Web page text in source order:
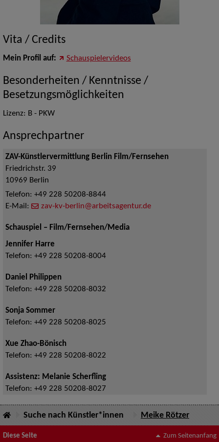
Vita / Credits
Mein Profil auf: Schauspielervideos
Besonderheiten / Kenntnisse /
Besetzungsmöglichkeiten
Lizenz: B - PKW
Ansprechpartner
ZAV-Künstlervermittlung Berlin Film/Fernsehen
Friedrichstr. 39
10969 Berlin
Telefon: +49 228 50208-8844
E-Mail:
zav-kv-berlin@arbeitsagentur.de
Schauspiel – Film/Fernsehen/Media
Jennifer Harre
Telefon: +49 228 50208-8004
Daniel Philippen
Telefon: +49 228 50208-8032
Sonja Sommer
Telefon: +49 228 50208-8025
Xue Zhao-Bönisch
Telefon: +49 228 50208-8022
Assistenz: Melanie Scherfling
Telefon: +49 228 50208-8027
Suche nach Künstler*innen Meike Rötzer
Diese Seite Zum Seitenanfang